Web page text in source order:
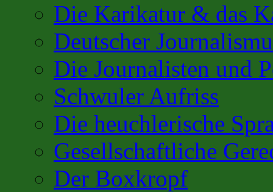
Die Karikatur & das
Deutscher
Die Journalisten und
Schwuler Aufriss
Die heuchlerische
Gesellschaftliche
Der Boxkropf